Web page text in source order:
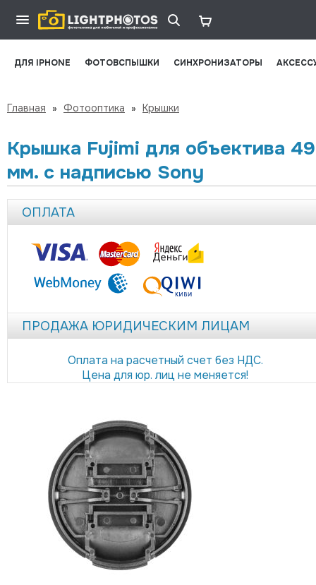
ДЛЯ IPHONE ФОТОВСПЫШКИ СИНХРОНИЗАТОРЫ
Главная » Фотооптика » Крышки
Крышка Fujimi для объектива 49
мм. с надписью Sony
ОПЛАТА
ПРОДАЖА ЮРИДИЧЕСКИМ ЛИЦАМ
Оплата на расчетный счет без НДС.
Цена для юр. лиц не меняется!